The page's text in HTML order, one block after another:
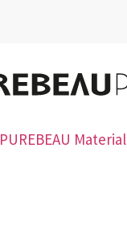
PUREBEAU Material